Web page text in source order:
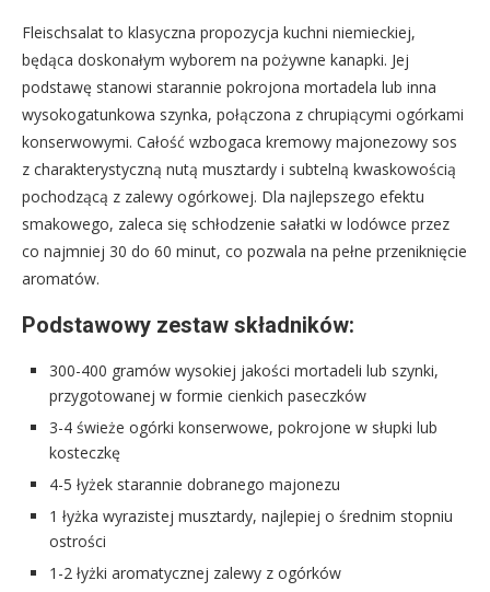
Fleischsalat to klasyczna propozycja kuchni niemieckiej,
będąca doskonałym wyborem na pożywne kanapki. Jej
podstawę stanowi starannie pokrojona mortadela lub inna
wysokogatunkowa szynka, połączona z chrupiącymi ogórkami
konserwowymi. Całość wzbogaca kremowy majonezowy sos
z charakterystyczną nutą musztardy i subtelną kwaskowością
pochodzącą z zalewy ogórkowej. Dla najlepszego efektu
smakowego, zaleca się schłodzenie sałatki w lodówce przez
co najmniej 30 do 60 minut, co pozwala na pełne przeniknięcie
aromatów.
Podstawowy zestaw składników:
300-400 gramów wysokiej jakości mortadeli lub szynki,
przygotowanej w formie cienkich paseczków
3-4 świeże ogórki konserwowe, pokrojone w słupki lub
kosteczkę
4-5 łyżek starannie dobranego majonezu
1 łyżka wyrazistej musztardy, najlepiej o średnim stopniu
ostrości
1-2 łyżki aromatycznej zalewy z ogórków